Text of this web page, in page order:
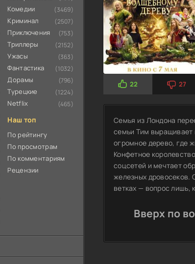
Комедии (3469)
Криминал (2507)
Приключения (753)
Триллеры (2152)
Ужасы (363)
Фантастика (1032)
Дорамы (796)
Турецкие (1224)
Netflix (465)
Наш топ
По рейтингу
По просмотрам
По комментариям
Рецензии
22 27
Семья из Лондона
семьи Тим выращивает
огромное дерево, где
Конфетное
соцсетей и мечтает
железных дровосеков.
ветках — вопрос лишь,
Вверх по